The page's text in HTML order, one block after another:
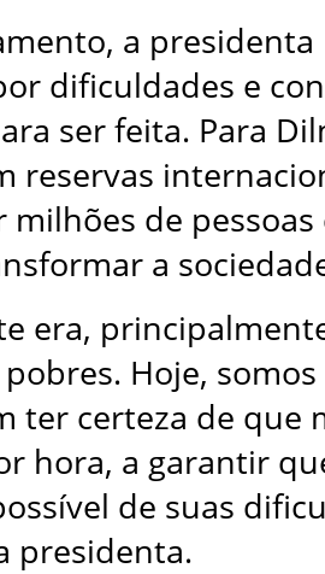
a
dificuldades e
ser feita. Para
reservas
de
a
era,
Hoje,
ter certeza de que
hora, a garantir
de suas
presidenta.